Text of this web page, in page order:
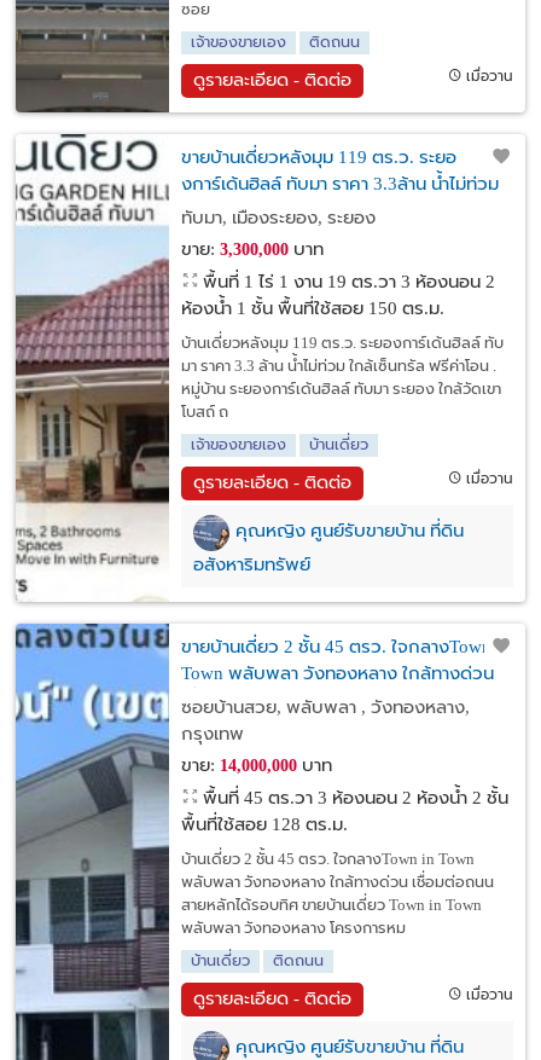
ซอย
เจ้าของขายเอง
ติดถนน
ดูรายละเอียด - ติดต่อ เมื่อวาน
ขายบ้านเดี่ยวหลังมุม 119 ตร.ว. ระยอ
งการ์เด้นฮิลล์ ทับมา ราคา 3.3ล้าน น้ำไม่ท่วม
ใกล้เซ็นทรัล ฟรีค่าโอน
ทับมา, เมืองระยอง, ระยอง
ขาย: 3,300,000บาท
พื้นที่ 1 ไร่ 1 งาน 19 ตร.วา 3 ห้องนอน 2
ห้องน้ำ 1 ชั้น พื้นที่ใช้สอย 150 ตร.ม.
บ้านเดี่ยวหลังมุม 119 ตร.ว. ระยองการ์เด้นฮิลล์ ทับ
มา ราคา 3.3 ล้าน น้ำไม่ท่วม ใกล้เซ็นทรัล ฟรีค่าโอน .
หมู่บ้าน ระยองการ์เด้นฮิลล์ ทับมา ระยอง ใกล้วัดเขา
โบสถ์ ถ
เจ้าของขายเอง
บ้านเดี่ยว
ดูรายละเอียด - ติดต่อ เมื่อวาน
คุณหญิง ศูนย์รับขายบ้าน ที่ดิน
อสังหาริมทรัพย์
ขายบ้านเดี่ยว 2 ชั้น 45 ตรว. ใจกลางTown in
Town พลับพลา วังทองหลาง ใกล้ทางด่วน
เชื่อมต่อถนนสายหลักได้รอบทิศ
ซอยบ้านสวย, พลับพลา , วังทองหลาง,
กรุงเทพ
ขาย: 14,000,000บาท
พื้นที่ 45 ตร.วา 3 ห้องนอน 2 ห้องน้ำ 2 ชั้น
พื้นที่ใช้สอย 128 ตร.ม.
บ้านเดี่ยว 2 ชั้น 45 ตรว. ใจกลางTown in Town
พลับพลา วังทองหลาง ใกล้ทางด่วน เชื่อมต่อถนน
สายหลักได้รอบทิศ ขายบ้านเดี่ยว Town in Town
พลับพลา วังทองหลาง โครงการหม
บ้านเดี่ยว
ติดถนน
ดูรายละเอียด - ติดต่อ เมื่อวาน
คุณหญิง ศูนย์รับขายบ้าน ที่ดิน